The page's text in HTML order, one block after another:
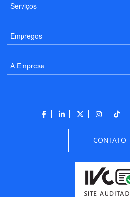
Serviços
Empregos
A Empresa
CONTATO